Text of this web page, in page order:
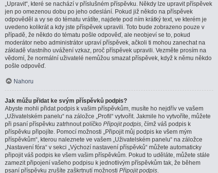
„Upravit“, které se nachází v příslušném příspěvku. Někdy lze upravit příspěvek
jen po omezenou dobu po jeho odeslání. Pokud již někdo na příspěvek
odpověděl a vy se do tématu vrátíte, najdete pod ním krátký text, ve kterém je
uvedeno kolikrát a kdy jste příspěvek upravili. Toto bude zobrazeno pouze v
případě, že někdo do tématu pošle odpověď, ale neobjeví se to, pokud
moderátor nebo administrátor upraví příspěvek, ačkoli ti mohou zanechat na
základě vlastního uvážení vzkaz, proč příspěvek upravili. Vezměte prosím na
vědomí, že normální uživatelé nemůžou smazat příspěvek, když k němu někdo
pošle odpověď.
Nahoru
Jak můžu přidat ke svým příspěvků podpis?
Abyste mohli přidat podpis k vašim příspěvkům, musíte ho nejdřív ve vašem
„Uživatelském panelu“ na záložce „Profil“ vytvořit. Jakmile ho vytvoříte, můžete
při psaní příspěvku zatrhnout políčko Připojit podpis, čímž váš podpis k
příspěvku připojíte. Pomocí možnosti „Připojit můj podpis ke všem mým
příspěvkům“, kterou naleznete ve vašem „Uživatelském panelu“ na záložce
„Nastavení fóra“ v sekci „Výchozí nastavení příspěvků“ můžete automaticky
připojit váš podpis ke všem vašim příspěvkům. Pokud to uděláte, můžete stále
zamezit připojení vašeho podpisu k jednotlivým příspěvkům tak, že během
psaní příspěvku zrušíte zaškrtnutí možnosti Připojit podpis.